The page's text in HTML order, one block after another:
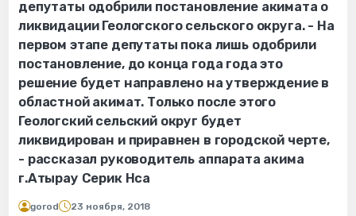
депутаты одобрили постановление акимата о
ликвидации Геологского сельского округа. - На
первом этапе депутаты пока лишь одобрили
постановление, до конца года года это
решение будет направлено на утверждение в
областной акимат. Только после этого
Геологский сельский округ будет
ликвидирован и приравнен в городской черте,
- рассказал руководитель аппарата акима
г.Атырау Серик Нса
gorod 23 ноября, 2018